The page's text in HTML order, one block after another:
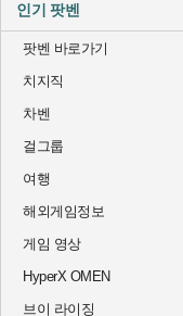
인기 팟벤
팟벤 바로가기
치지직
차벤
걸그룹
여행
해외게임정보
게임 영상
HyperX OMEN
브이 라이징